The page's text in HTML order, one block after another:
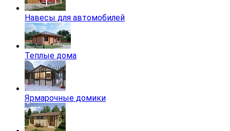
Навесы для автомобилей
Теплые дома
Ярмарочные домики